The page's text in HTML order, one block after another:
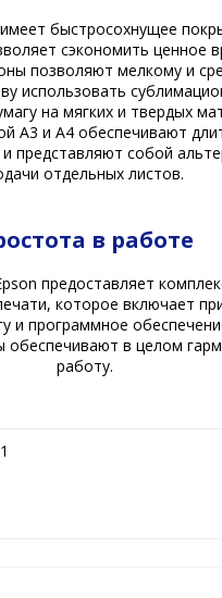
быстросохнущее
сэкономить ценное
позволяют мелкому и
использовать
на мягких и твердых
A3 и A4 обеспечивают
представляют собой
отдельных листов.
в работе
предоставляет
которое включает
и программное
обеспечивают в целом
работу.